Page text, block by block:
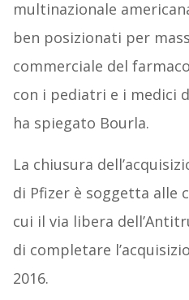
multinazionale
ben posizionati per
commerciale del
con i pediatri e i medici
ha spiegato Bourla.
La chiusura
di Pfizer è soggetta alle
cui il via libera
di completare
2016.